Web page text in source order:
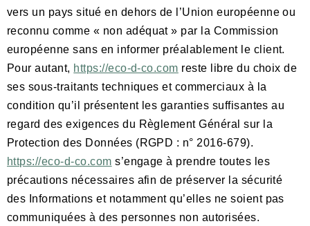
vers un pays situé en dehors de l’Union européenne ou
reconnu comme « non adéquat » par la Commission
européenne sans en informer préalablement le client.
Pour autant, https://eco-d-co.com reste libre du choix de
ses sous-traitants techniques et commerciaux à la
condition qu’il présentent les garanties suffisantes au
regard des exigences du Règlement Général sur la
Protection des Données (RGPD : n° 2016-679).
https://eco-d-co.com s’engage à prendre toutes les
précautions nécessaires afin de préserver la sécurité
des Informations et notamment qu’elles ne soient pas
communiquées à des personnes non autorisées.